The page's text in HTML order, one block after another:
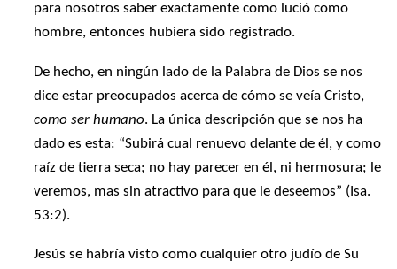
para nosotros saber exactamente como lució como
hombre, entonces hubiera sido registrado.
De hecho, en ningún lado de la Palabra de Dios se nos
dice estar preocupados acerca de cómo se veía Cristo,
como ser humano. La única descripción que se nos ha
dado es esta: “Subirá cual renuevo delante de él, y como
raíz de tierra seca; no hay parecer en él, ni hermosura; le
veremos, mas sin atractivo para que le deseemos” (Isa.
53:2).
Jesús se habría visto como cualquier otro judío de Su